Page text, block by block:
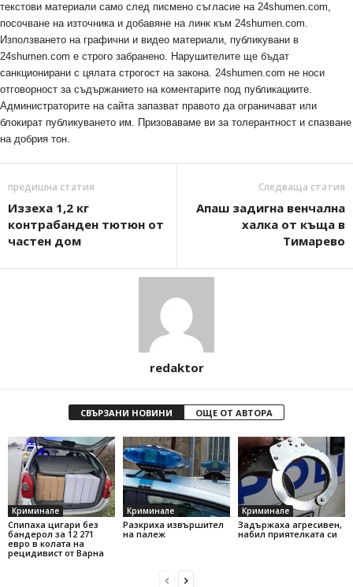
текстови материали само след писмено съгласие на 24shumen.com,
посочване на източника и добавяне на линк към 24shumen.com.
Използването на графични и видео материали, публикувани в
24shumen.com е строго забранено. Нарушителите ще бъдат
санкционирани с цялата строгост на закона. 24shumen.com не носи
отговорност за съдържанието на коментарите под публикациите.
Администраторите на сайта запазват правото да ограничават или
блокират публикуването им. Призоваваме ви за толерантност и спазване
на добрия тон.
предишна статия
Иззеха 1,2 кг
контрабанден тютюн от
частен дом
Следваща статия
Апаш задигна венчална
халка от къща в
Тимарево
redaktor
СВЪРЗАНИ НОВИНИ ОЩЕ ОТ АВТОРА
Криминале
Спипаха цигари без
бандерол за 12 271
евро в колата на
рецидивист от Варна
Криминале
Разкриха извършител
на палеж
Криминале
Задържаха агресивен,
набил приятелката си